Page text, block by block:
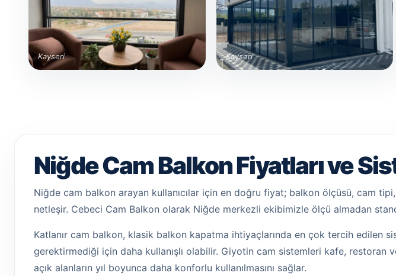
Kayseri Kayseri
Niğde Cam Balkon Fiyatları ve
Niğde cam balkon arayan kullanıcılar için en doğru fiyat; balkon ölçüsü, cam
netleşir. Cebeci Cam Balkon olarak Niğde merkezli ekibimizle ölçü almadan
Katlanır cam balkon, klasik balkon kapatma ihtiyaçlarında en çok tercih edilen
gerektirmediği için daha kullanışlı olabilir. Giyotin cam sistemleri kafe,
açık alanların yıl boyunca daha konforlu kullanılmasını sağlar.